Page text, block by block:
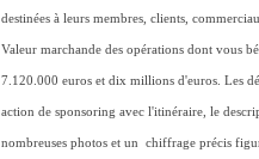
destinées à leurs membres, clients,
Valeur marchande des opérations dont vous
7.120.000 euros et dix millions d'euros. Les
action de sponsoring avec l'itinéraire, le
nombreuses photos et un chiffrage précis